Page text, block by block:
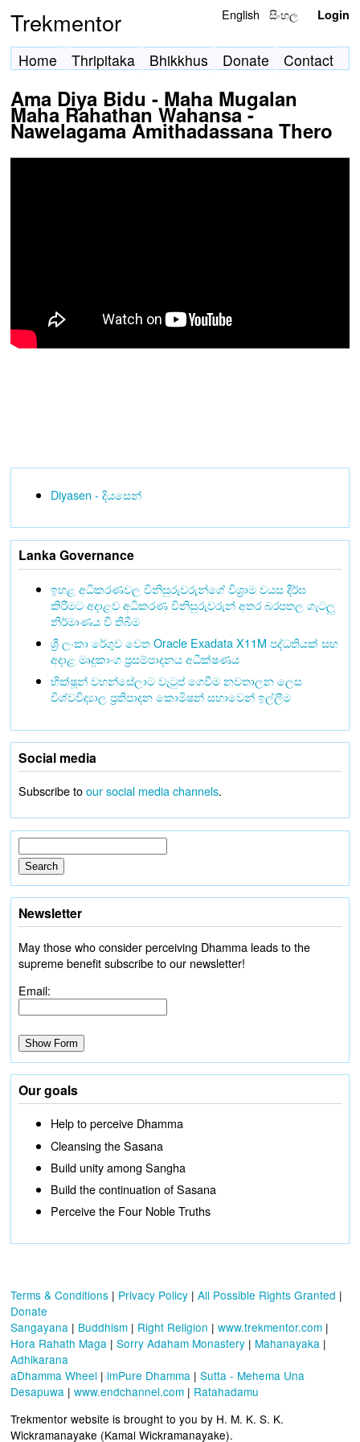
Trekmentor English සිංහල Login
Home Thripitaka Bhikkhus Donate Contact
Ama Diya Bidu - Maha Mugalan
Maha Rahathan Wahansa -
Nawelagama Amithadassana Thero
Diyasen - දියසෙන්
Lanka Governance
ඉහළ අධිකරණවල විනිසුරුවරුන්ගේ විශ්‍රාම වයස දීර්ඝ
කිරීමට අදාළව අධිකරණ විනිසුරුවරුන් අතර බරපතල ගැටලු
නිර්මාණය වී තිබීම
ශ්‍රී ලංකා රේගුව වෙත Oracle Exadata X11M පද්ධතියක් සහ
අදාළ මෘදුකාංග ප්‍රසම්පාදනය අධීක්ෂණය
භික්ෂූන් වහන්සේලාට වැටුප් ගෙවීම නවතාලන ලෙස
විශ්වවිද්‍යාල ප්‍රතිපාදන කොමිෂන් සභාවෙන් ඉල්ලීම
Social media
Subscribe toour social media channels.
Newsletter
May those who consider perceiving Dhamma leads to the
supreme benefit subscribe to our newsletter!
Email:
Our goals
Help to perceive Dhamma
Cleansing the Sasana
Build unity among Sangha
Build the continuation of Sasana
Perceive the Four Noble Truths
Terms & Conditions | Privacy Policy | All Possible Rights Granted |
Donate
Sangayana | Buddhism | Right Religion | www.trekmentor.com |
Hora Rahath Maga | Sorry Adaham Monastery | Mahanayaka |
Adhikarana
aDhamma Wheel | imPure Dhamma | Sutta - Mehema Una
Desapuwa | www.endchannel.com | Ratahadamu
Trekmentor website is brought to you by H. M. K. S. K.
Wickramanayake (Kamal Wickramanayake).